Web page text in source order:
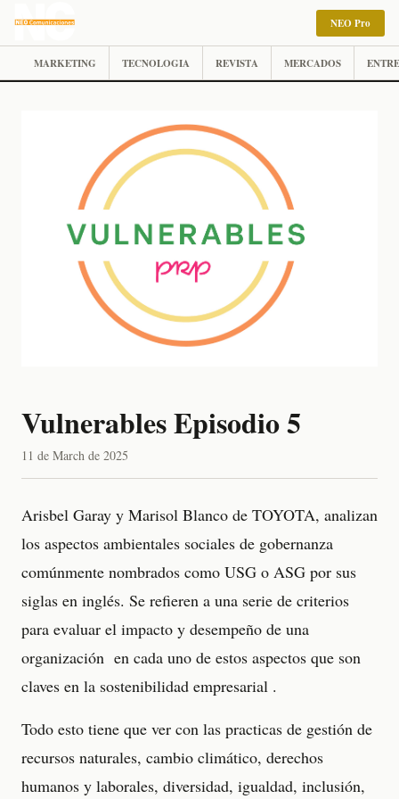
NEO Pro
MARKETING TECNOLOGIA REVISTA MERCADOS
Vulnerables Episodio 5
11 de March de 2025
Arisbel Garay y Marisol Blanco de TOYOTA, analizan
los aspectos ambientales sociales de gobernanza
comúnmente nombrados como USG o ASG por sus
siglas en inglés. Se refieren a una serie de criterios
para evaluar el impacto y desempeño de una
organización en cada uno de estos aspectos que son
claves en la sostenibilidad empresarial .
Todo esto tiene que ver con las practicas de gestión de
recursos naturales, cambio climático, derechos
humanos y laborales, diversidad, igualdad, inclusión,